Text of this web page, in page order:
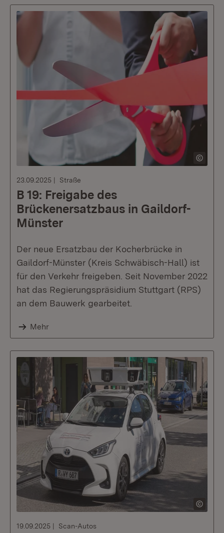
23.09.2025 Straße
B 19: Freigabe des
Brückenersatzbaus in Gaildorf-
Münster
Der neue Ersatzbau der Kocherbrücke in
Gaildorf-Münster (Kreis Schwäbisch-Hall) ist
für den Verkehr freigeben. Seit November 2022
hat das Regierungspräsidium Stuttgart (RPS)
an dem Bauwerk gearbeitet.
Mehr
19.09.2025 Scan-Autos